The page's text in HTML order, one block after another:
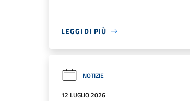
LEGGI DI PIÙ
NOTIZIE
12 LUGLIO 2026